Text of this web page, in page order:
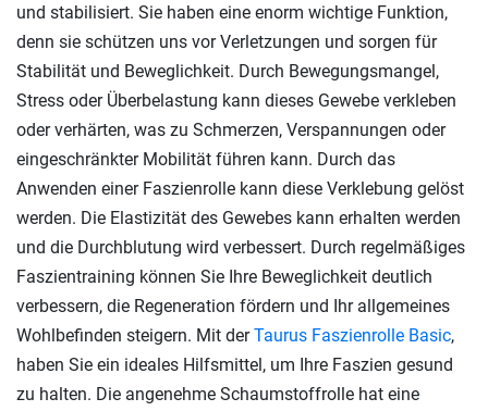
und stabilisiert. Sie haben eine enorm wichtige Funktion,
denn sie schützen uns vor Verletzungen und sorgen für
Stabilität und Beweglichkeit. Durch Bewegungsmangel,
Stress oder Überbelastung kann dieses Gewebe verkleben
oder verhärten, was zu Schmerzen, Verspannungen oder
eingeschränkter Mobilität führen kann. Durch das
Anwenden einer Faszienrolle kann diese Verklebung gelöst
werden. Die Elastizität des Gewebes kann erhalten werden
und die Durchblutung wird verbessert. Durch regelmäßiges
Faszientraining können Sie Ihre Beweglichkeit deutlich
verbessern, die Regeneration fördern und Ihr allgemeines
Wohlbefinden steigern. Mit derTaurus Faszienrolle Basic,
haben Sie ein ideales Hilfsmittel, um Ihre Faszien gesund
zu halten. Die angenehme Schaumstoffrolle hat eine